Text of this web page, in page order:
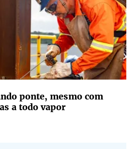
ponte, mesmo com
a todo vapor